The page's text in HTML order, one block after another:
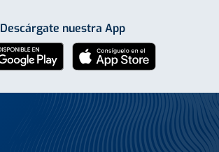
Descárgate nuestra App